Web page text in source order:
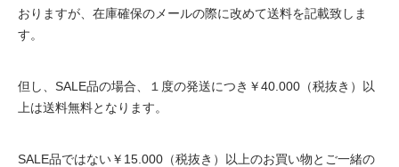
おりますが、在庫確保のメールの際に改めて送料を記載致しま
す。
但し、SALE品の場合、１度の発送につき￥40.000（税抜き）以
上は送料無料となります。
SALE品ではない￥15.000（税抜き）以上のお買い物とご一緒の